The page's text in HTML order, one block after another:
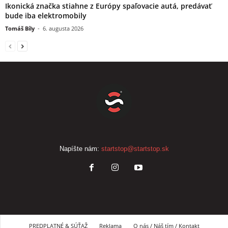
Ikonická značka stiahne z Európy spaľovacie autá, predávať
bude iba elektromobily
Tomáš Bíly - 6. augusta 2026
Napíšte nám: startstop@startstop.sk
PREDPLATNÉ & SÚŤAŽ Reklama O nás / Náš tím / Kontakt